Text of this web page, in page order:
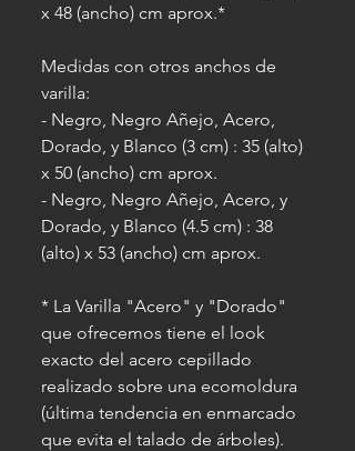
x 48 (ancho) cm aprox.*
Medidas con otros anchos de
varilla:
- Negro, Negro Añejo, Acero,
Dorado, y Blanco (3 cm) : 35 (alto)
x 50 (ancho) cm aprox.
- Negro, Negro Añejo, Acero, y
Dorado, y Blanco (4.5 cm) : 38
(alto) x 53 (ancho) cm aprox.
* La Varilla "Acero" y "Dorado"
que ofrecemos tiene el look
exacto del acero cepillado
realizado sobre una ecomoldura
(última tendencia en enmarcado
que evita el talado de árboles).